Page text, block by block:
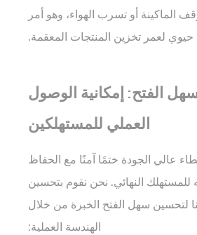
الماكينة أو تسرب الهواء، وهو أمر
حيوي لعمر تخزين المنتجات المعقمة.
الفتح: إمكانية الوصول
العملي للمستهلكين
عالي الجودة ختمًا آمنًا مع الحفاظ
النهائي. نحن نقوم بتحسين
لتحسين سهل الفتح الخبرة من خلال
الهندسة العملية: